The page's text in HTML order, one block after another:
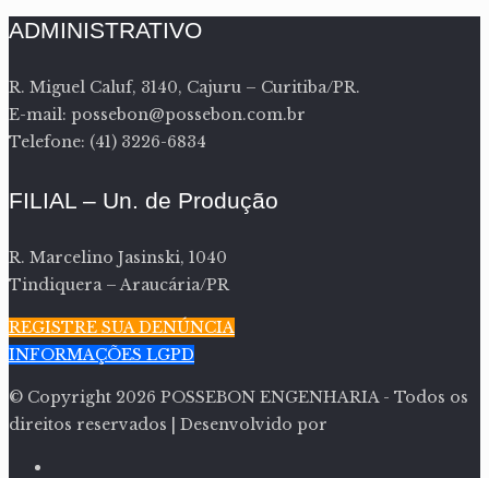
ADMINISTRATIVO
R. Miguel Caluf, 3140, Cajuru – Curitiba/PR.
E-mail: possebon@possebon.com.br
Telefone: (41) 3226-6834
FILIAL – Un. de Produção
R. Marcelino Jasinski, 1040
Tindiquera – Araucária/PR
REGISTRE SUA DENÚNCIA
INFORMAÇÕES LGPD
© Copyright 2026 POSSEBON ENGENHARIA - Todos os
direitos reservados | Desenvolvido por